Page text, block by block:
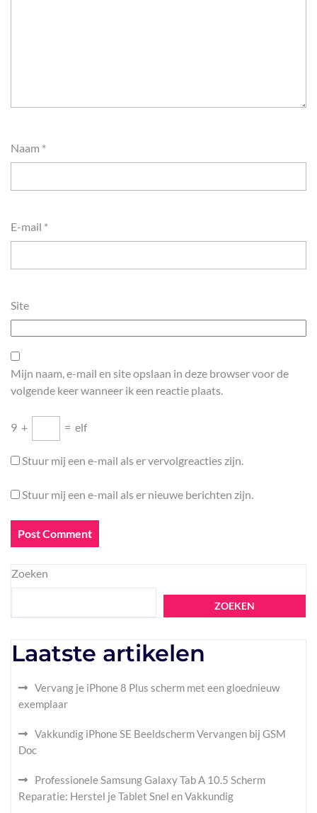
Naam *
E-mail *
Site
Mijn naam, e-mail en site opslaan in deze browser voor de
volgende keer wanneer ik een reactie plaats.
9 + = elf
Stuur mij een e-mail als er vervolgreacties zijn.
Stuur mij een e-mail als er nieuwe berichten zijn.
Zoeken
ZOEKEN
Laatste artikelen
Vervang je iPhone 8 Plus scherm met een gloednieuw
exemplaar
Vakkundig iPhone SE Beeldscherm Vervangen bij GSM
Doc
Professionele Samsung Galaxy Tab A 10.5 Scherm
Reparatie: Herstel je Tablet Snel en Vakkundig